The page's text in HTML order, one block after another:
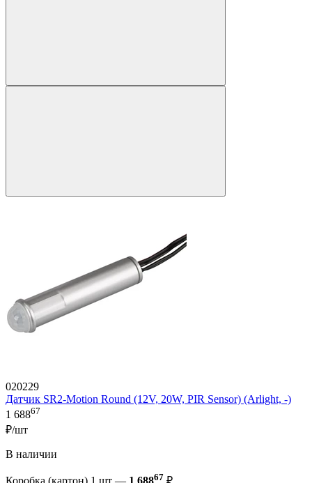
020229
Датчик SR2-Motion Round (12V, 20W, PIR Sensor) (Arlight, -)
1 68867
₽/шт
В наличии
67